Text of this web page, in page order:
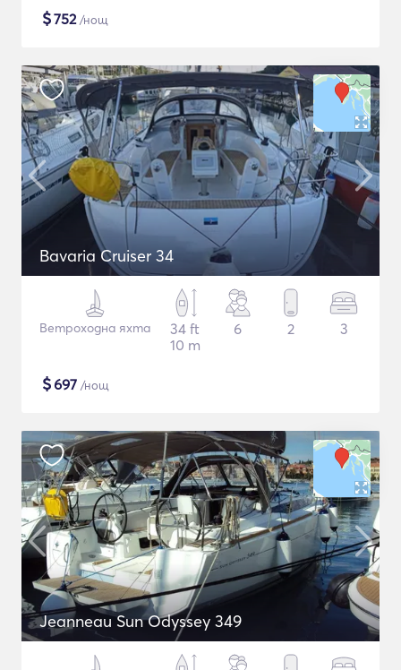
$752/нощ
Bavaria Cruiser 34
Ветроходна яхта
34 ft
10 m
6 2 3
$697 /нощ
Jeanneau Sun Odyssey 349